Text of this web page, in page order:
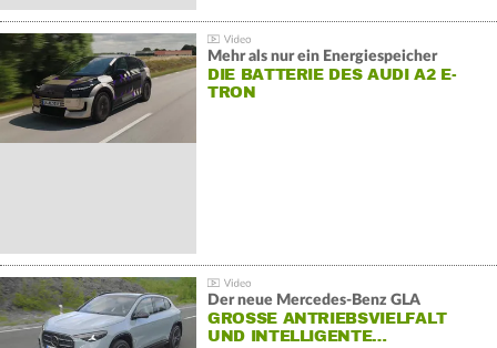
Mehr als nur ein Energiespeicher
DIE BATTERIE DES AUDI A2 E-
TRON
Der neue Mercedes-Benz GLA
GROSSE ANTRIEBSVIELFALT U
ND INTELLIGENTE…